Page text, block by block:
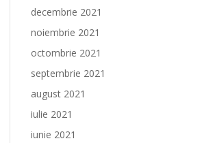
decembrie 2021
noiembrie 2021
octombrie 2021
septembrie 2021
august 2021
iulie 2021
iunie 2021